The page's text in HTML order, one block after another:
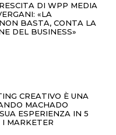
DI WPP MEDIA
«LA
BASTA, CONTA LA
DEL BUSINESS»
CREATIVO È UNA
MACHADO
ESPERIENZA IN 5
I MARKETER